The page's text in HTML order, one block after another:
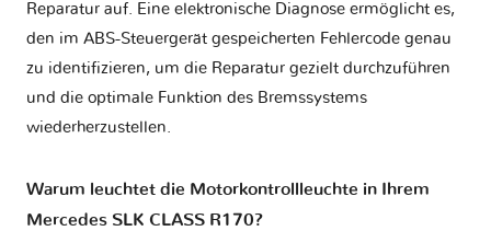
Reparatur auf. Eine elektronische Diagnose ermöglicht es,
den im ABS-Steuergerät gespeicherten Fehlercode genau
zu identifizieren, um die Reparatur gezielt durchzuführen
und die optimale Funktion des Bremssystems
wiederherzustellen.
Warum leuchtet die Motorkontrollleuchte in Ihrem
Mercedes SLK CLASS R170?